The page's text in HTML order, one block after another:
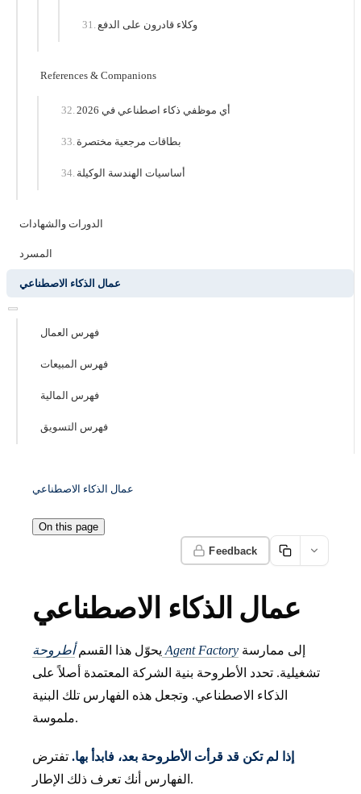
وكلاء قادرون على الدفع
References & Companions
أي موظفي ذكاء اصطناعي في 2026
بطاقات مرجعية مختصرة
أساسيات الهندسة الوكيلة
الدورات والشهادات
المسرد
عمال الذكاء الاصطناعي
فهرس العمال
فهرس المبيعات
فهرس المالية
فهرس التسويق
عمال الذكاء الاصطناعي
On this page
Feedback
عمال الذكاء الاصطناعي
يحوّل هذا القسم أطروحة Agent Factory
تشغيلية. تحدد الأطروحة بنية الشركة المعتمدة أصلاً على
الذكاء الاصطناعي. وتجعل هذه الفهارس تلك البنية
ملموسة.
إذا لم تكن قد قرأت الأطروحة بعد، فابدأ بها. تفترض
الفهارس أنك تعرف ذلك الإطار.